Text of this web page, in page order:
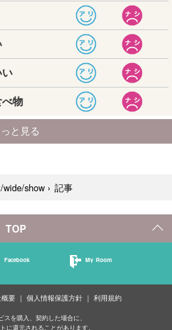
wide/show › 記事
TOP
Facebook My Room
要 個人情報保護方針 利用規約
を購入、契約した場合に、
に還元されることがあります。